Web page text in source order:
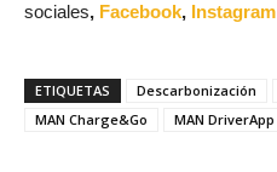
sociales, Facebook, Instagram
ETIQUETAS Descarbonización
MAN Charge&Go
MAN DriverApp